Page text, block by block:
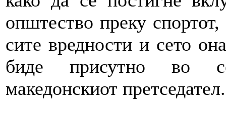
општество преку
сите вредности и сето
биде присутно во
македонскиот претседател.